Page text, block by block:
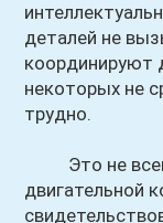
деталей не
координируют
некоторых не
трудно.
Это не
двигательной